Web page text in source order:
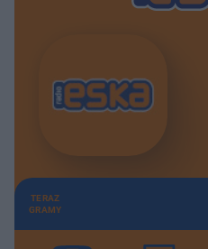
TERAZ
GRAMY